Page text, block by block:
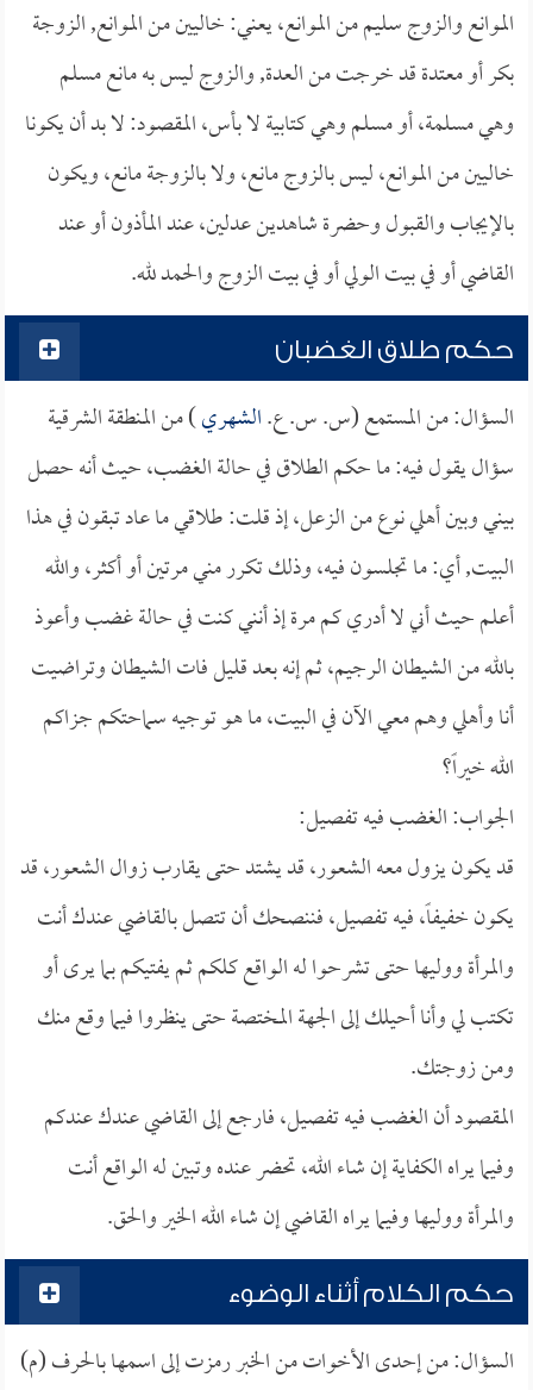
الموانع والزوج سليم من الموانع، يعني: خاليين من الموانع, الزوجة
بكر أو معتدة قد خرجت من العدة, والزوج ليس به مانع مسلم
وهي مسلمة، أو مسلم وهي كتابية لا بأس، المقصود: لا بد أن يكونا
خاليين من الموانع، ليس بالزوج مانع، ولا بالزوجة مانع، ويكون
بالإيجاب والقبول وحضرة شاهدين عدلين، عند المأذون أو عند
القاضي أو في بيت الولي أو في بيت الزوج والحمد لله.
حكم طلاق الغضبان
السؤال: من المستمع (س. س. ع.الشهري) من المنطقة الشرقية
سؤال يقول فيه: ما حكم الطلاق في حالة الغضب، حيث أنه حصل
بيني وبين أهلي نوع من الزعل، إذ قلت: طلاقي ما عاد تبقون في هذا
البيت, أي: ما تجلسون فيه، وذلك تكرر مني مرتين أو أكثر، والله
أعلم حيث أني لا أدري كم مرة إذ أنني كنت في حالة غضب وأعوذ
بالله من الشيطان الرجيم، ثم إنه بعد قليل فات الشيطان وتراضيت
أنا وأهلي وهم معي الآن في البيت، ما هو توجيه سماحتكم جزاكم
الله خيراً؟
الجواب: الغضب فيه تفصيل:
قد يكون يزول معه الشعور، قد يشتد حتى يقارب زوال الشعور، قد
يكون خفيفاً، فيه تفصيل، فننصحك أن تتصل بالقاضي عندك أنت
والمرأة ووليها حتى تشرحوا له الواقع كلكم ثم يفتيكم بما يرى أو
تكتب لي وأنا أحيلك إلى الجهة المختصة حتى ينظروا فيما وقع منك
ومن زوجتك.
المقصود أن الغضب فيه تفصيل، فارجع إلى القاضي عندك عندكم
وفيما يراه الكفاية إن شاء الله، تحضر عنده وتبين له الواقع أنت
والمرأة ووليها وفيما يراه القاضي إن شاء الله الخير والحق.
حكم الكلام أثناء الوضوء
السؤال: من إحدى الأخوات من الخبر رمزت إلى اسمها بالحرف (م)